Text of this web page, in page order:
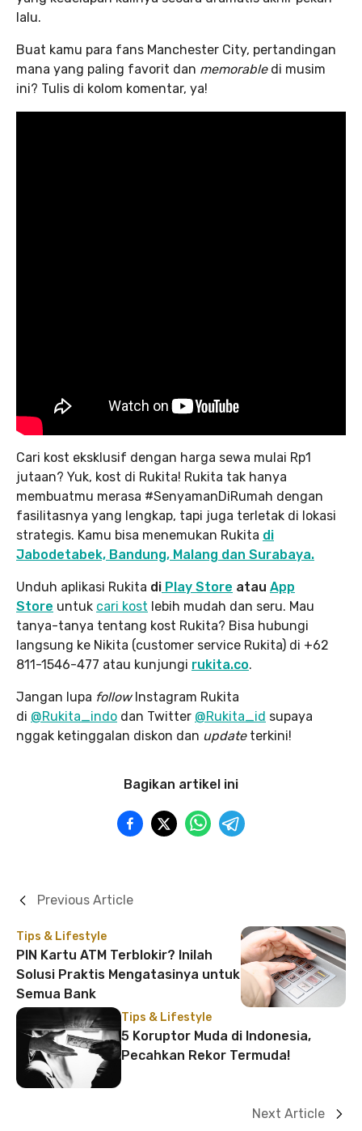
lalu.
Buat kamu para fans Manchester City, pertandingan
mana yang paling favorit dan memorabledi musim
ini? Tulis di kolom komentar, ya!
Cari kost eksklusif dengan harga sewa mulai Rp1
jutaan? Yuk, kost di Rukita! Rukita tak hanya
membuatmu merasa #SenyamanDiRumah dengan
fasilitasnya yang lengkap, tapi juga terletak di lokasi
strategis. Kamu bisa menemukan Rukita di
Jabodetabek, Bandung, Malang dan Surabaya.
Unduh aplikasi Rukita di Play Store atau App
Store untuk cari kost lebih mudah dan seru. Mau
tanya-tanya tentang kost Rukita? Bisa hubungi
langsung ke Nikita (customer service Rukita) di +62
811-1546-477 atau kunjungi rukita.co.
Jangan lupa followInstagram Rukita
di @Rukita_indo dan Twitter @Rukita_id supaya
nggak ketinggalan diskon dan update terkini!
Bagikan artikel ini
Tips & Lifestyle
PIN Kartu ATM Terblokir? Inilah
Solusi Praktis Mengatasinya untuk
Semua Bank
Previous Article
Tips & Lifestyle
5 Koruptor Muda di Indonesia,
Pecahkan Rekor Termuda!
Next Article